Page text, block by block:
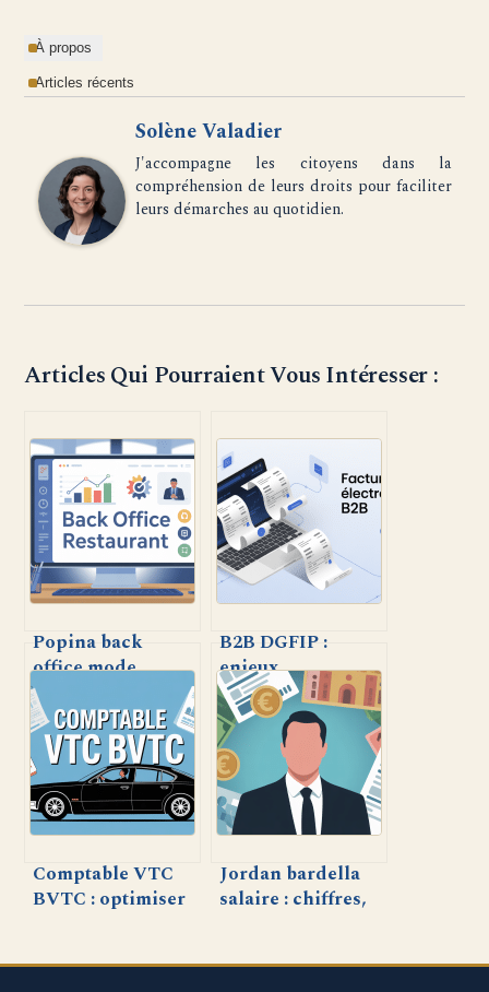
À propos
Articles récents
Solène Valadier
J'accompagne les citoyens dans la
compréhension de leurs droits pour faciliter
leurs démarches au quotidien.
Articles Qui Pourraient Vous Intéresser :
Popina back
office mode
d’emploi : gérez
votre restaurant
en toute
simplicité
B2B DGFIP :
enjeux,
obligations et
bonnes pratiques
pour les
entreprises
Comptable VTC
BVTC : optimiser
chauffeur
Jordan bardella
salaire : chiffres,